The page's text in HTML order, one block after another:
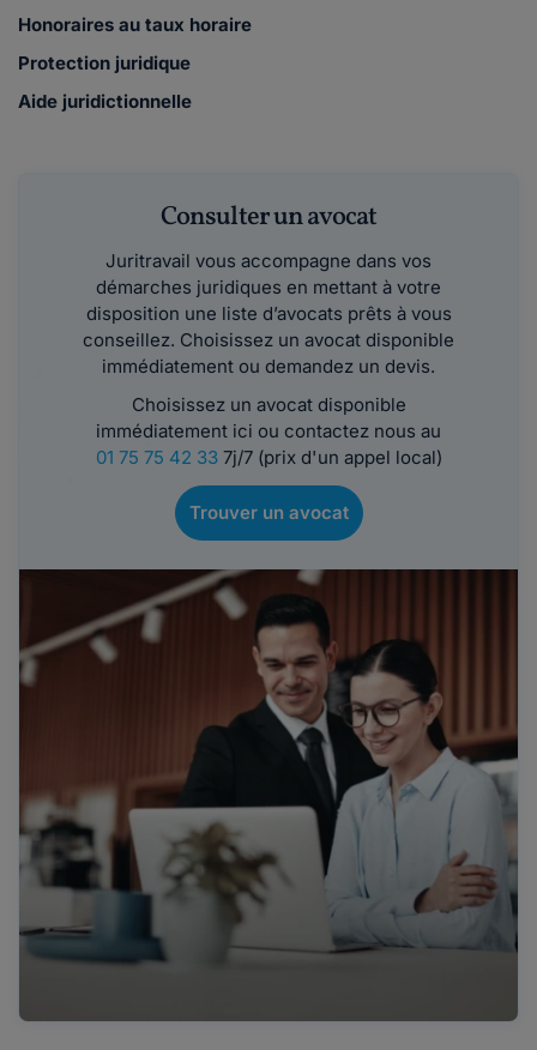
Honoraires au taux horaire
Protection juridique
Aide juridictionnelle
Consulter un avocat
Juritravail vous accompagne dans vos
démarches juridiques en mettant à votre
disposition une liste d’avocats prêts à vous
conseillez. Choisissez un avocat disponible
immédiatement ou demandez un devis.
Choisissez un avocat disponible
immédiatement ici ou contactez nous au
01 75 75 42 337j/7 (prix d'un appel local)
Trouver un avocat